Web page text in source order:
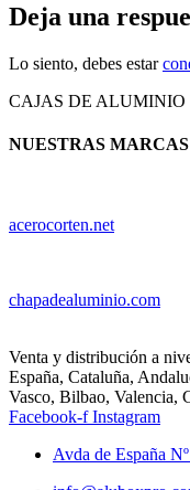
Deja una
Lo siento, debes estar
CAJAS DE ALUMINIO
NUESTRAS MARCAS
acerocorten.net
chapadealuminio.com
Venta y distribución a
España, Cataluña,
Vasco, Bilbao, Valencia,
Facebook-f Instagram
Avda de España